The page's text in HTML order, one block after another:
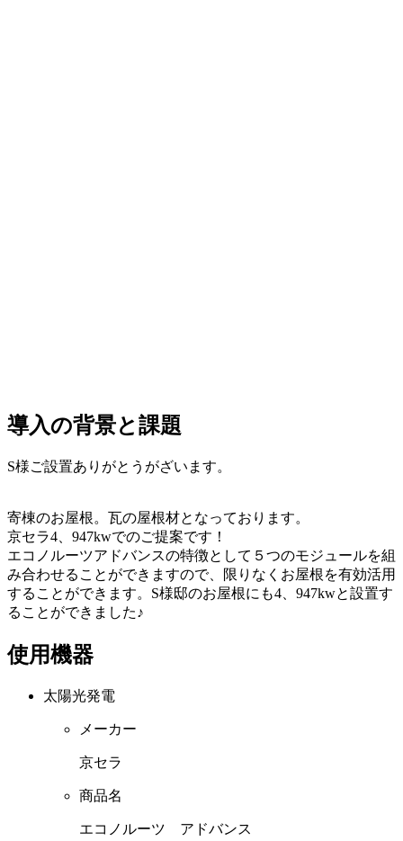
導入の背景と課題
S様ご設置ありがとうがざいます。
寄棟のお屋根。瓦の屋根材となっております。
京セラ4、947kwでのご提案です！
エコノルーツアドバンスの特徴として５つのモジュールを組
み合わせることができますので、限りなくお屋根を有効活用
することができます。S様邸のお屋根にも4、947kwと設置す
ることができました♪
使用機器
太陽光発電
メーカー
京セラ
商品名
エコノルーツ アドバンス